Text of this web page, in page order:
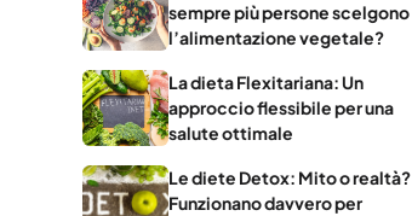
sempre più persone scelgono
l’alimentazione vegetale?
La dieta Flexitariana: Un
approccio flessibile per una
salute ottimale
Le diete Detox: Mito o realtà?
Funzionano davvero per